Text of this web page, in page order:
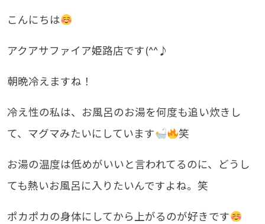
こんにちは
アクアサファイア姫路店です(^^♪
朝晩冷えますね！
冷え性の私は、お風呂のお湯を何度も追い炊きし
て、マグマみたいにしています
笑
お湯の温度は低めがいいと言われてるのに、どうし
ても熱いお風呂に入りたいんですよね。笑
ポカポカの身体にしてから上がるのが好きです